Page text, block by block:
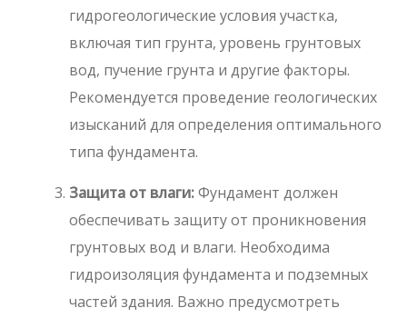
гидрогеологические условия участка,
включая тип грунта, уровень грунтовых
вод, пучение грунта и другие факторы.
Рекомендуется проведение геологических
изысканий для определения оптимального
типа фундамента.
Защита от влаги:Фундамент должен
обеспечивать защиту от проникновения
грунтовых вод и влаги. Необходима
гидроизоляция фундамента и подземных
частей здания. Важно предусмотреть